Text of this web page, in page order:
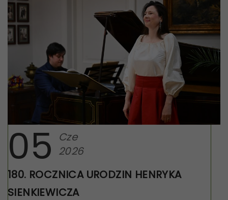
05
Cze
2026
180. ROCZNICA URODZIN HENRYKA
SIENKIEWICZA